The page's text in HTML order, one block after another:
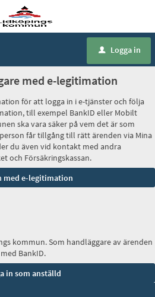
u Logga in
med e-legitimation
för att logga in i e-tjänster och följa
till exempel BankID eller Mobilt
ska vara säker på vem det är som
får tillgång till rätt ärenden via Mina
du även vid kontakt med andra
och Försäkringskassan.
kommun. Som handläggare av ärenden
BankID.